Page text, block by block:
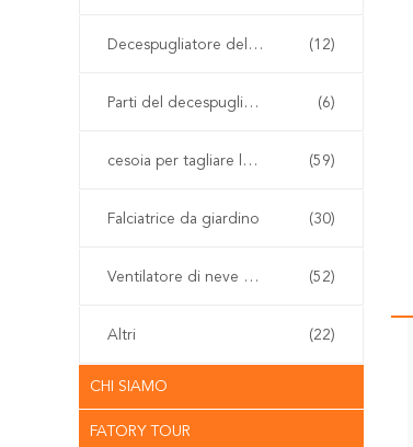
Decespugliatore della benzina (12)
Parti del decespugliatore (6)
cesoia per tagliare le siepi senza cordone (59)
Falciatrice da giardino (30)
Ventilatore di neve e della foglia (52)
Altri (22)
CHI SIAMO
FATORY TOUR